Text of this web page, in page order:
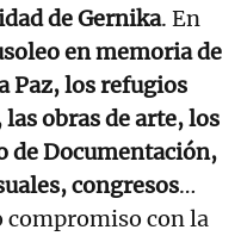
de Gernika. En
en memoria de
Paz, los refugios
obras de arte, los
de Documentación,
congresos…
compromiso con la